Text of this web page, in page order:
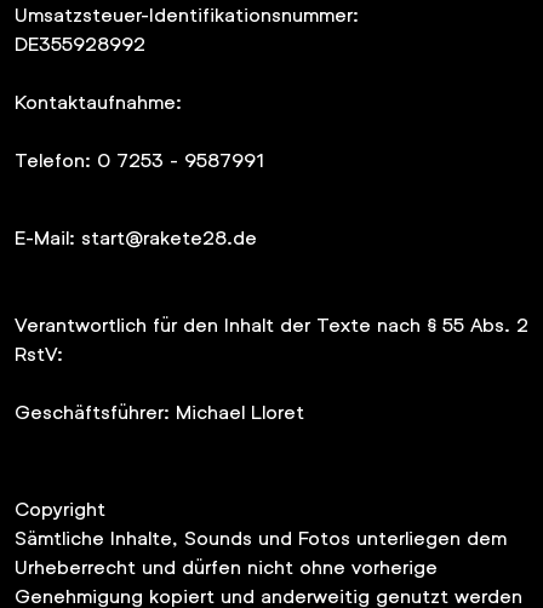
Umsatzsteuer-Identifikationsnummer:
DE355928992
Kontaktaufnahme:
Telefon: 0 7253 - 9587991
E-Mail: start@rakete28.de
Verantwortlich für den Inhalt der Texte nach § 55 Abs. 2
RstV:
Geschäftsführer: Michael Lloret
Copyright
Sämtliche Inhalte, Sounds und Fotos unterliegen dem
Urheberrecht und dürfen nicht ohne vorherige
Genehmigung kopiert und anderweitig genutzt werden